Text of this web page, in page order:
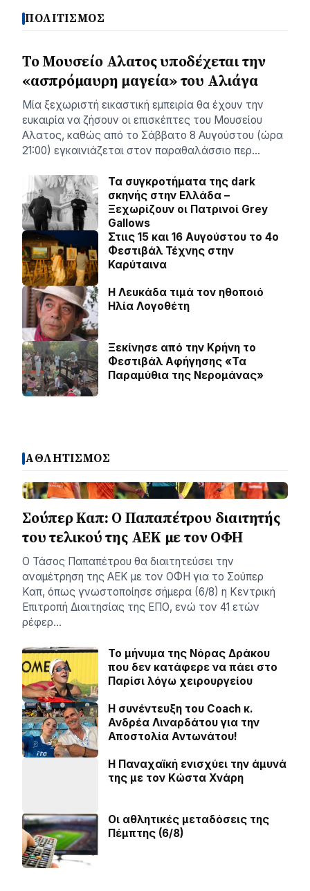
ΠΟΛΙΤΙΣΜΟΣ
Το Μουσείο Αλατος υποδέχεται την
«ασπρόμαυρη μαγεία» του Αλιάγα
Μία ξεχωριστή εικαστική εμπειρία θα έχουν την
ευκαιρία να ζήσουν οι επισκέπτες του Μουσείου
Αλατος, καθώς από το Σάββατο 8 Αυγούστου (ώρα
21:00) εγκαινιάζεται στον παραθαλάσσιο περ…
Τα συγκροτήματα της dark
σκηνής στην Ελλάδα –
Ξεχωρίζουν οι Πατρινοί Grey
Gallows
Στιις 15 και 16 Αυγούστου το 4ο
Φεστιβάλ Τέχνης στην
Καρύταινα
Η Λευκάδα τιμά τον ηθοποιό
Ηλία Λογοθέτη
Ξεκίνησε από την Κρήνη το
Φεστιβάλ Αφήγησης «Τα
Παραμύθια της Νερομάνας»
ΑΘΛΗΤΙΣΜΟΣ
Σούπερ Καπ: Ο Παπαπέτρου διαιτητής
του τελικού της ΑΕΚ με τον ΟΦΗ
Ο Τάσος Παπαπέτρου θα διαιτητεύσει την
αναμέτρηση της ΑΕΚ με τον ΟΦΗ για το Σούπερ
Καπ, όπως γνωστοποίησε σήμερα (6/8) η Κεντρική
Επιτροπή Διαιτησίας της ΕΠΟ, ενώ τον 41 ετών
ρέφερ…
Το μήνυμα της Νόρας Δράκου
που δεν κατάφερε να πάει στο
Παρίσι λόγω χειρουργείου
H συνέντευξη του Coach κ.
Ανδρέα Λιναρδάτου για την
Αποστολία Αντωνάτου!
Η Παναχαϊκή ενισχύει την άμυνά
της με τον Κώστα Χνάρη
Οι αθλητικές μεταδόσεις της
Πέμπτης (6/8)